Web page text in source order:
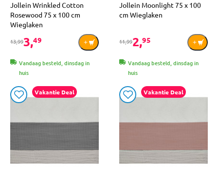
Jollein Wrinkled Cotton
Rosewood 75 x 100 cm
Wieglaken
13,993,49
Vandaag besteld, dinsdag in
huis
Jollein Moonlight 75 x 100
cm Wieglaken
11,992,95
Vandaag besteld, dinsdag in
huis
Vakantie Deal Vakantie Deal